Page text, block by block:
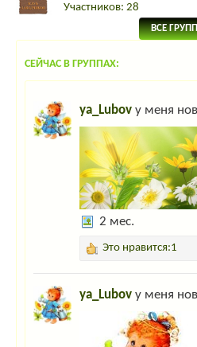
Участников: 28
ВСЕ
СЕЙЧАС В ГРУППАХ:
ya_Lubov у меня
2 мес.
Это нравится:1
ya_Lubov у меня